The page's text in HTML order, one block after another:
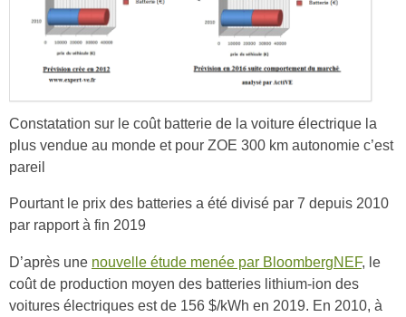
Constatation sur le coût batterie de la voiture électrique la
plus vendue au monde et pour ZOE 300 km autonomie c’est
pareil
Pourtant le prix des batteries a été divisé par 7 depuis 2010
par rapport à fin 2019
D’après une nouvelle étude menée par BloombergNEF, le
coût de production moyen des batteries lithium-ion des
voitures électriques est de 156 $/kWh en 2019. En 2010, à